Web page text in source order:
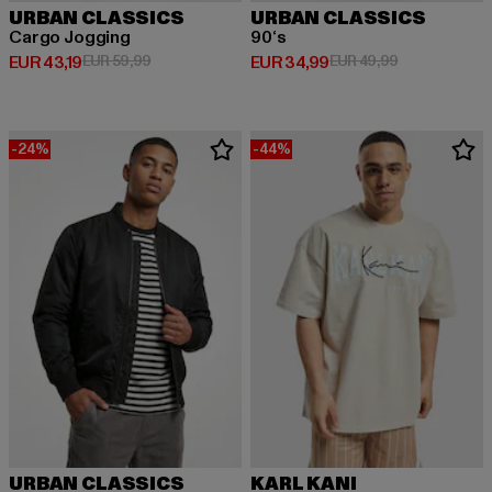
URBAN CLASSICS
Cargo Jogging
EUR 43,19
Derzeitiger Preis: EUR 43,19
EUR 59,99Aktionspreis: EUR 59,99
URBAN CLASSICS
90‘s
EUR 34,99
Derzeitiger Preis: EUR 34,99
EUR 49,99Aktionspreis:
-24%
URBAN CLASSICS
-44%
KARL KANI